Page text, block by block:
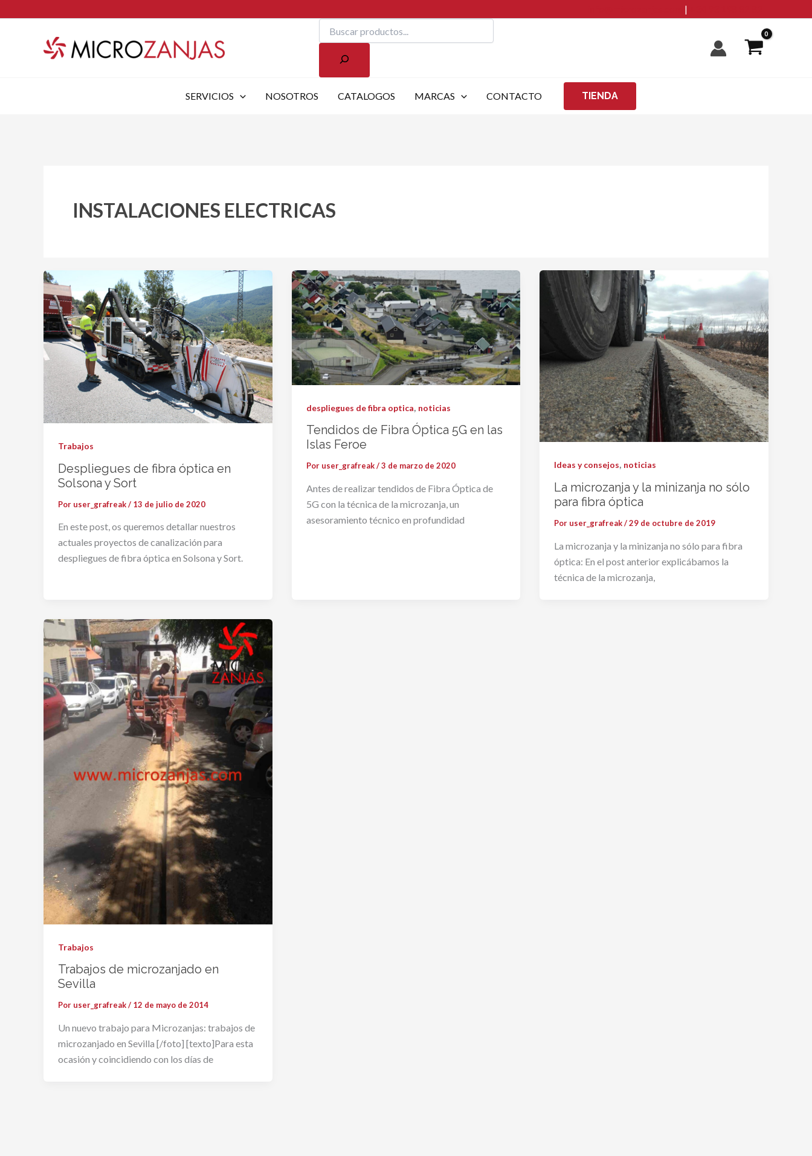
al
|
Buscar
SERVICIOS NOSOTROS CATALOGOS MARCAS CONTACTO TIENDA
INSTALACIONES ELECTRICAS
Trabajos
Despliegues de fibra óptica en
Solsona y Sort
Por user_grafreak/ 13 de julio de 2020
En este post, os queremos detallar nuestros
actuales proyectos de canalización para
despliegues de fibra óptica en Solsona y Sort.
despliegues de fibra optica noticias
Tendidos de Fibra Óptica 5G en las
Islas Feroe
Por user_grafreak/3 de marzo de 2020
Antes de realizar tendidos de Fibra Óptica de
5G con la técnica de la microzanja, un
asesoramiento técnico en profundidad
Ideas y consejos, noticias
La microzanja y la minizanja no sólo
para fibra óptica
Por user_grafreak/29 de octubre de 2019
La microzanja y la minizanja no sólo para fibra
óptica: En el post anterior explicábamos la
técnica de la microzanja,
Trabajos
Trabajos de microzanjado en
Sevilla
Por user_grafreak/ 12 de mayo de 2014
Un nuevo trabajo para Microzanjas: trabajos de
microzanjado en Sevilla [/foto] [texto]Para esta
ocasión y coincidiendo con los días de